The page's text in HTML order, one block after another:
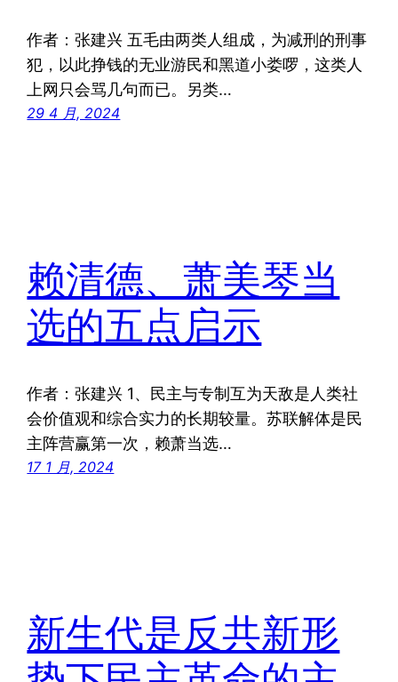
作者：张建兴 五毛由两类人组成，为减刑的刑事
犯，以此挣钱的无业游民和黑道小娄啰，这类人
上网只会骂几句而已。另类…
29 4 月, 2024
赖清德、萧美琴当
选的五点启示
作者：张建兴 1、民主与专制互为天敌是人类社
会价值观和综合实力的长期较量。苏联解体是民
主阵营赢第一次，赖萧当选…
17 1 月, 2024
新生代是反共新形